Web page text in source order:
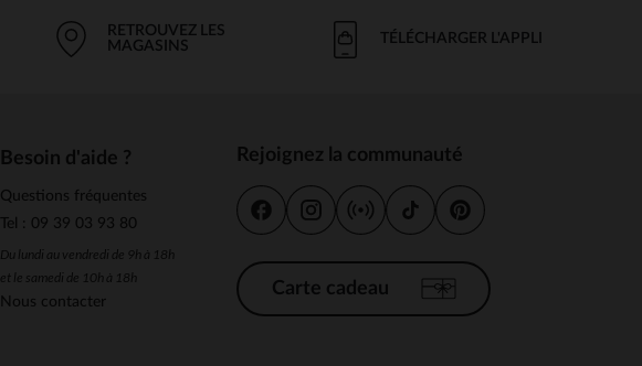
RETROUVEZ LES
MAGASINS
TÉLÉCHARGER L'APPLI
Besoin d'aide ?
Questions fréquentes
Tel : 09 39 03 93 80
Du lundi au vendredi de 9h à 18h
et le samedi de 10h à 18h
Nous contacter
Rejoignez la communauté
Carte cadeau